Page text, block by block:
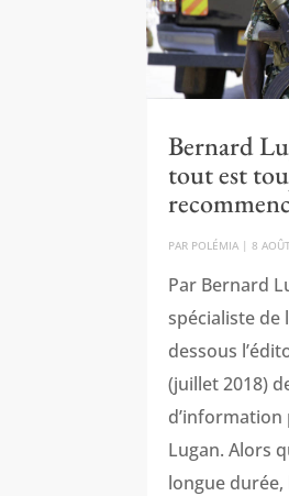
Bernard
tout est
PAR POLÉMIA |8
Par Bernard
spécialiste de
dessous
(juillet 2018)
Lugan. Alors
longue durée,